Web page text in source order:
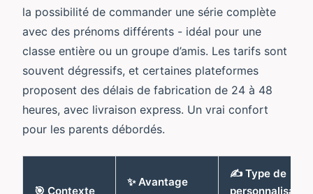
la possibilité de commander une série complète
avec des prénoms différents - idéal pour une
classe entière ou un groupe d’amis. Les tarifs sont
souvent dégressifs, et certaines plateformes
proposent des délais de fabrication de 24 à 48
heures, avec livraison express. Un vrai confort
pour les parents débordés.
🎯 Contexte
✨ Avantage
✍️ Type de